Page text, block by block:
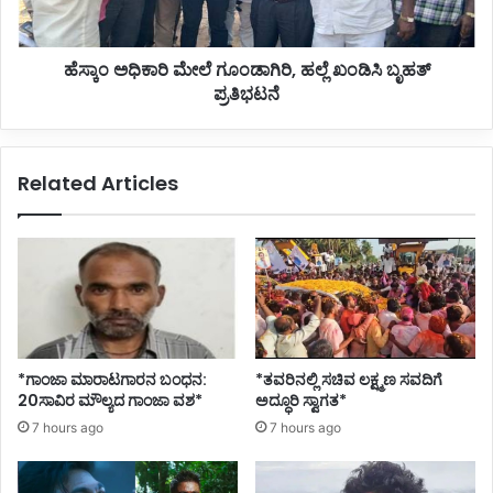
ನು
ನಾ
ದಿ
ಮೇ
ಲೆ
ಹ
ಪ್
ತಿ
ಭ
ಟ
ಹೆಸ್ಕಾಂ ಅಧಿಕಾರಿ ಮೇಲೆ ಗೂಂಡಾಗಿರಿ, ಹಲ್ಲೆ ಖಂಡಿಸಿ ಬೃಹತ್
ಪ್ರತಿಭಟನೆ
Related Articles
*ಗಾಂಜಾ ಮಾರಾಟಗಾರನ ಬಂಧನ:
20ಸಾವಿರ ಮೌಲ್ಯದ ಗಾಂಜಾ ವಶ*
7 hours ago
*ತವರಿನಲ್ಲಿ ಸಚಿವ ಲಕ್ಷ್ಮಣ ಸವದಿಗೆ
ಅದ್ಧೂರಿ ಸ್ವಾಗತ*
7 hours ago